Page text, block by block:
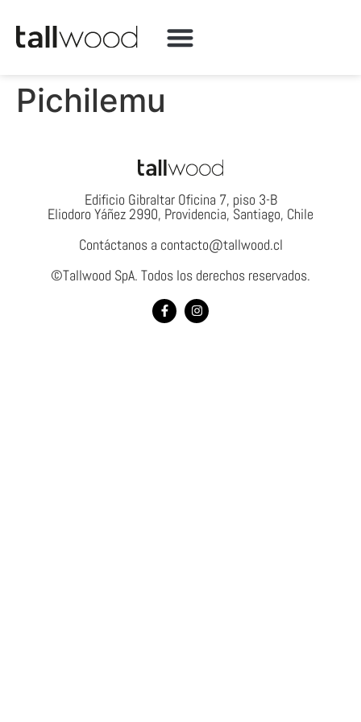
Pichilemu
Edificio Gibraltar Oficina 7, piso 3-B
Eliodoro Yáñez 2990, Providencia, Santiago, Chile
Contáctanos a contacto@tallwood.cl
©Tallwood SpA. Todos los derechos reservados.